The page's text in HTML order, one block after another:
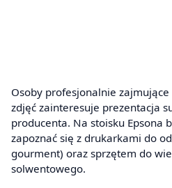
Osoby profesjonalnie
zdjęć zainteresuje prezentacja
producenta. Na stoisku Epsona
zapoznać się z drukarkami do
gourment) oraz sprzętem do
solwentowego.